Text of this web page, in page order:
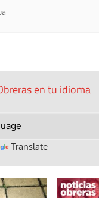
en tu idioma
Translate